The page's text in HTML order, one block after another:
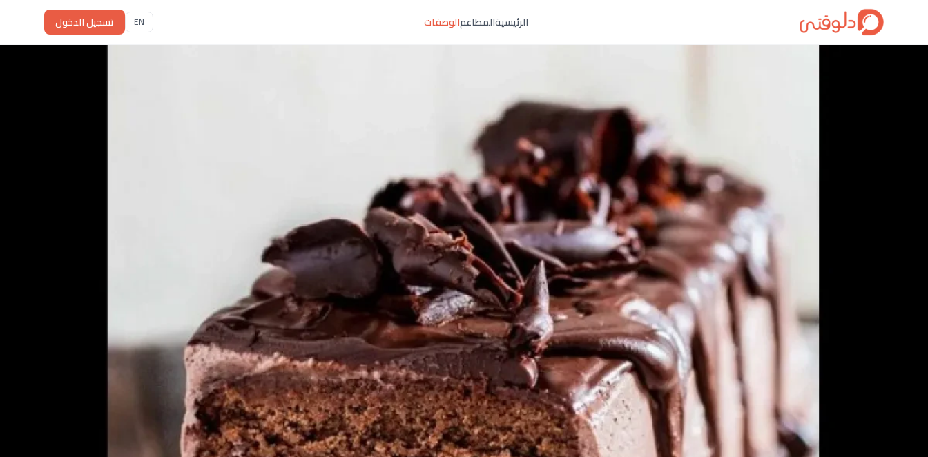
الرئيسيةالمطاعمالوصفات EN تسجيل الدخول